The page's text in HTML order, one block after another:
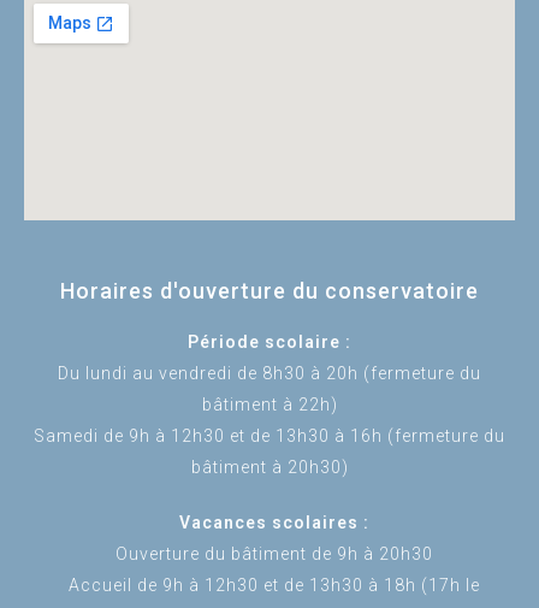
Horaires d'ouverture du conservatoire
Période scolaire :
Du lundi au vendredi de 8h30 à 20h (fermeture du
bâtiment à 22h)
Samedi de 9h à 12h30 et de 13h30 à 16h (fermeture du
bâtiment à 20h30)
Vacances scolaires :
Ouverture du bâtiment de 9h à 20h30
Accueil de 9h à 12h30 et de 13h30 à 18h (17h le